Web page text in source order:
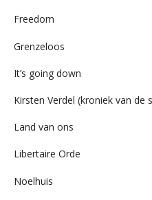
Freedom
Grenzeloos
It’s going down
Kirsten Verdel (kroniek van de
Land van ons
Libertaire Orde
Noelhuis